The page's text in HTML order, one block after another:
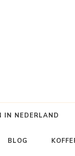
IN NEDERLAND
BLOG